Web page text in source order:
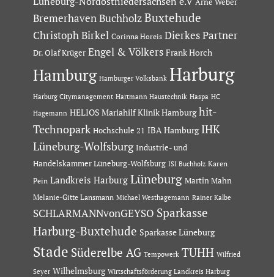
Bremerhaven Buchholz Buxtehude
Christoph Birkel Corinna Horeis Dierkes Partner
Dr. Olaf Krüger Engel & Völkers Frank Horch
Hamburg Hamburger Volksbank Harburg
Harburg Citymanagement Hartmann Haustechnik Haspa HC
Hagemann HELIOS Mariahilf Klinik Hamburg hit-
Technopark Hochschule 21 IBA Hamburg IHK
Lüneburg-Wolfsburg Industrie- und
Handelskammer Lüneburg-Wolfsburg ISI Buchholz Karen
Pein Landkreis Harburg Lüneburg Martin Mahn
Melanie-Gitte Lansmann Michael Westhagemann Rainer Kalbe
SCHLARMANNvonGEYSO Sparkasse
Harburg-Buxtehude Sparkasse Lüneburg
Stade Süderelbe AG Tempowerk TUHH Wilfried
Seyer Wilhelmsburg Wirtschaftsförderung Landkreis Harburg